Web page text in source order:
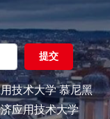
提交
技术大学 慕尼黑
应用技术大学